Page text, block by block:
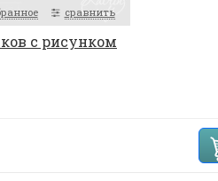
сравнить
с рисунком